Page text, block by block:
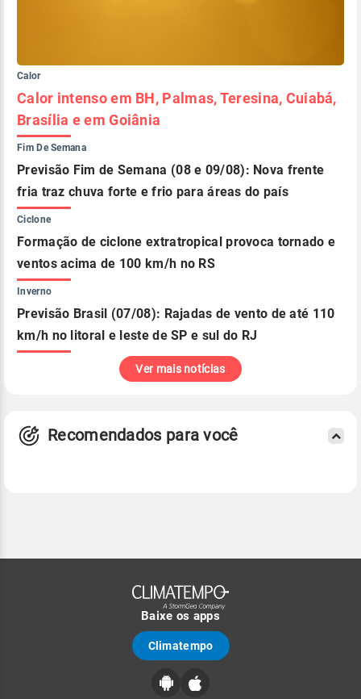
Calor
Calor intenso em BH, Palmas, Teresina, Cuiabá,
Brasília e em Goiânia
Fim De Semana
Previsão Fim de Semana (08 e 09/08): Nova frente
fria traz chuva forte e frio para áreas do país
Ciclone
Formação de ciclone extratropical provoca tornado e
ventos acima de 100 km/h no RS
Inverno
Previsão Brasil (07/08): Rajadas de vento de até 110
km/h no litoral e leste de SP e sul do RJ
Ver mais notícias
Recomendados para você
Baixe os apps
Climatempo